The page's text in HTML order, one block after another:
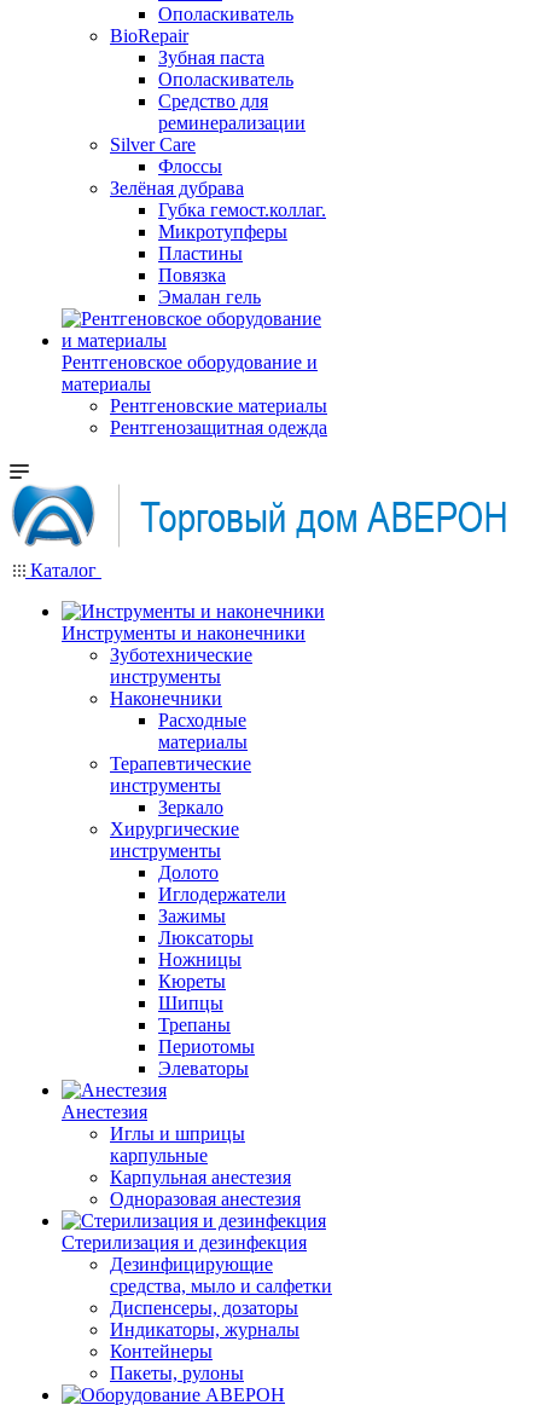
Ополаскиватель
BioRepair
Зубная паста
Ополаскиватель
Средство для
реминерализации
Silver Care
Флоссы
Зелёная дубрава
Губка гемост.коллаг.
Микротупферы
Пластины
Повязка
Эмалан гель
Рентгеновское оборудование и
материалы
Рентгеновские материалы
Рентгенозащитная одежда
Каталог
Инструменты и наконечники
Зуботехнические
инструменты
Наконечники
Расходные
материалы
Терапевтические
инструменты
Зеркало
Хирургические
инструменты
Долото
Иглодержатели
Зажимы
Люксаторы
Ножницы
Кюреты
Шипцы
Трепаны
Периотомы
Элеваторы
Анестезия
Иглы и шприцы
карпульные
Карпульная анестезия
Одноразовая анестезия
Стерилизация и дезинфекция
Дезинфицирующие
средства, мыло и салфетки
Диспенсеры, дозаторы
Индикаторы, журналы
Контейнеры
Пакеты, рулоны